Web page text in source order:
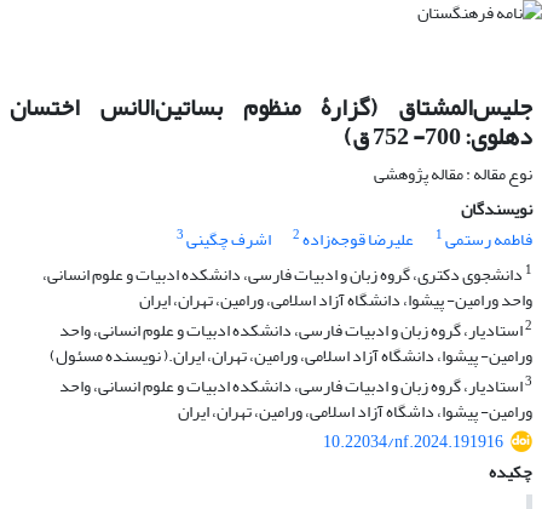
جلیس‌المشتاق (گزارۀ منظوم بساتین‌الانس اختسان
دهلوی: 700- 752 ق)
نوع مقاله : مقاله پژوهشی
نویسندگان
فاطمه رستمی1 علیرضا قوجه‌زاده2 اشرف چگینی3
1 دانشجوی دکتری، گروه زبان و ادبیات فارسی، دانشکده ادبیات و علوم انسانی،
واحد ورامین- پیشوا، دانشگاه آزاد اسلامی، ورامین، تهران، ایران
2استادیار، گروه زبان و ادبیات فارسی، دانشکده ادبیات و علوم انسانی، واحد
ورامین- پیشوا، دانشگاه آزاد اسلامی، ورامین، تهران، ایران.( نویسنده مسئول)
3استادیار، گروه زبان و ادبیات فارسی، دانشکده ادبیات و علوم انسانی، واحد
ورامین- پیشوا، داشگاه آزاد اسلامی، ورامین، تهران، ایران
10.22034/nf.2024.191916
چکیده